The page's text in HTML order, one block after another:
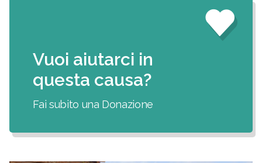
Vuoi aiutarci in
questa causa?
Fai subito una Donazione